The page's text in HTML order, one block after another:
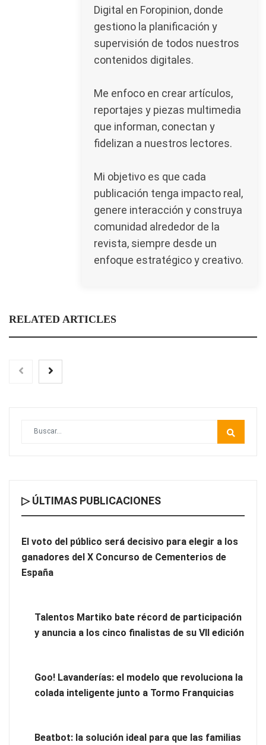
Digital en Foropinion, donde
gestiono la planificación y
supervisión de todos nuestros
contenidos digitales.
Me enfoco en crear artículos,
reportajes y piezas multimedia
que informan, conectan y
fidelizan a nuestros lectores.
Mi objetivo es que cada
publicación tenga impacto real,
genere interacción y construya
comunidad alrededor de la
revista, siempre desde un
enfoque estratégico y creativo.
RELATED ARTICLES
▷ ÚLTIMAS PUBLICACIONES
El voto del público será decisivo para elegir a los
ganadores del X Concurso de Cementerios de
España
Talentos Martiko bate récord de participación
y anuncia a los cinco finalistas de su VII edición
Goo! Lavanderías: el modelo que revoluciona la
colada inteligente junto a Tormo Franquicias
Beatbot: la solución ideal para que las familias